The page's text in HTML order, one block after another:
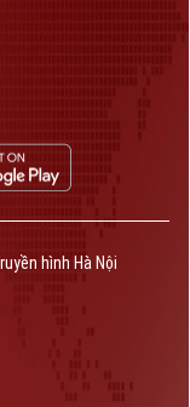
hình Hà Nội